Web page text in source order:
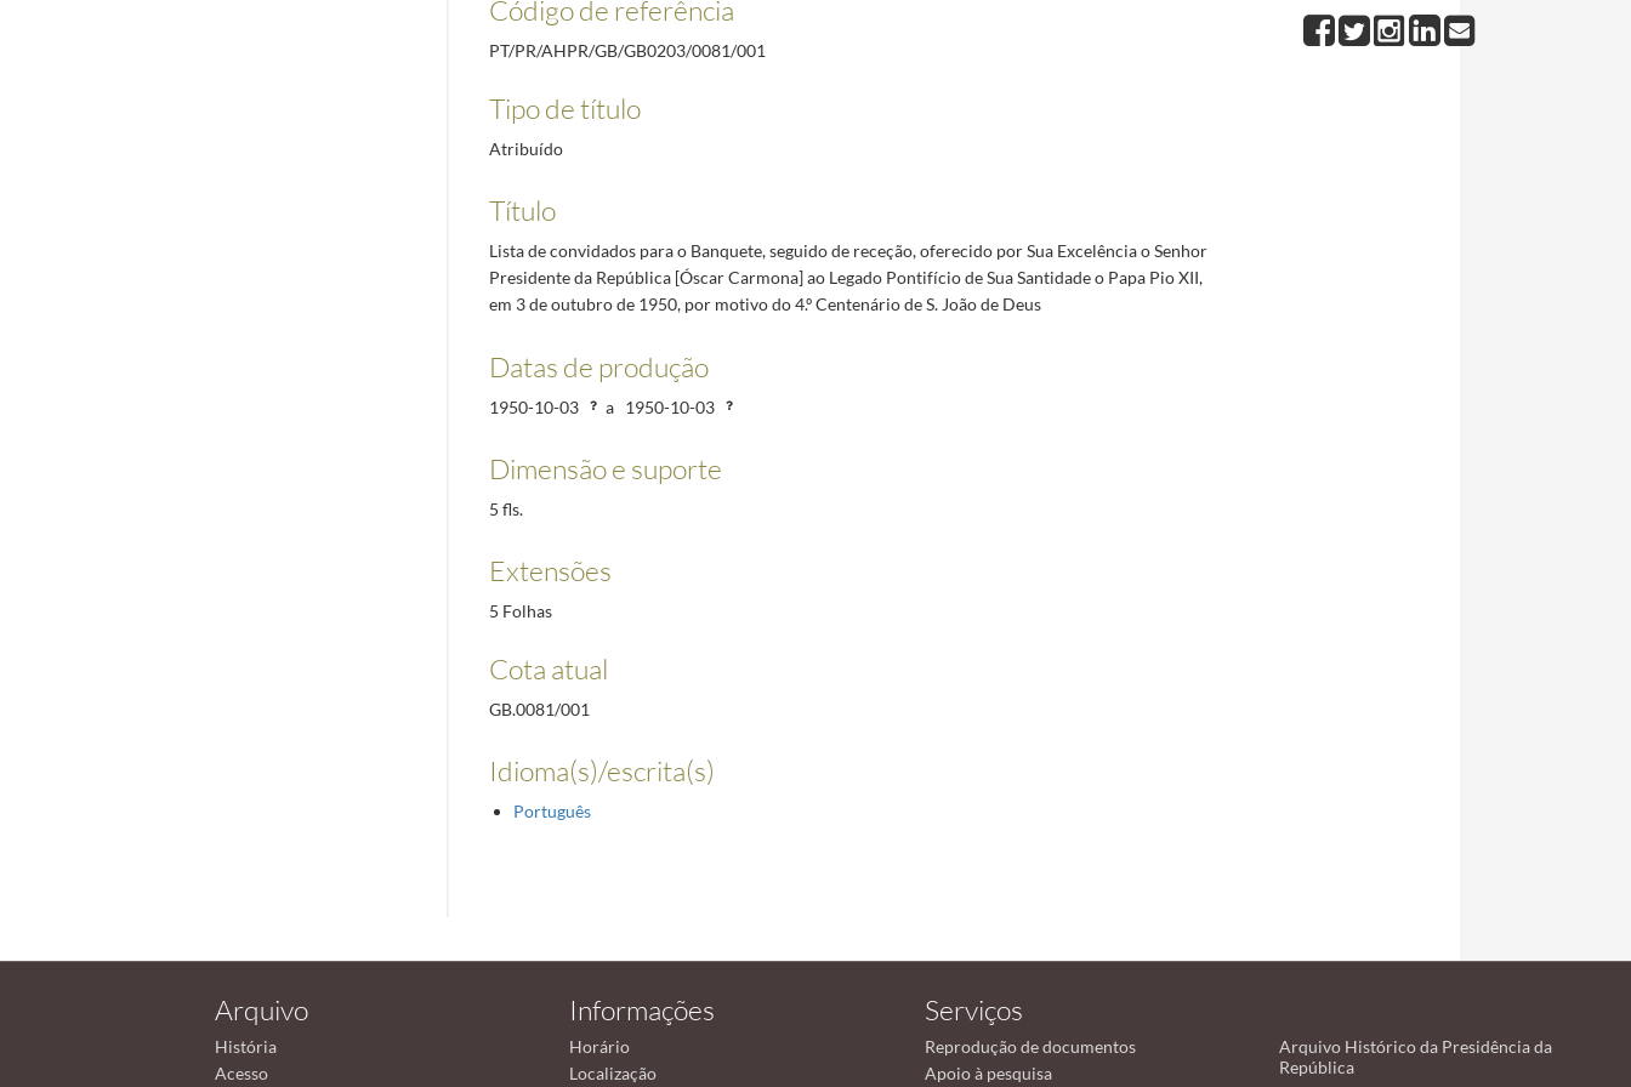
Código de referência
PT/PR/AHPR/GB/GB0203/0081/001
Tipo de título
Atribuído
Título
Lista de convidados para o Banquete, seguido de receção, oferecido por Sua Excelência o Senhor
Presidente da República [Óscar Carmona] ao Legado Pontifício de Sua Santidade o Papa Pio XII,
em 3 de outubro de 1950, por motivo do 4.º Centenário de S. João de Deus
Datas de produção
1950-10-03 a 1950-10-03
Dimensão e suporte
5 fls.
Extensões
5 Folhas
Cota atual
GB.0081/001
Idioma(s)/escrita(s)
Português
Arquivo
História
Acesso
Informações
Horário
Localização
Serviços
Reprodução de documentos
Apoio à pesquisa
Arquivo Histórico da Presidência da
República